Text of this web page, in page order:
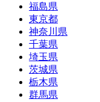
福島県
東京都
神奈川県
千葉県
埼玉県
茨城県
栃木県
群馬県